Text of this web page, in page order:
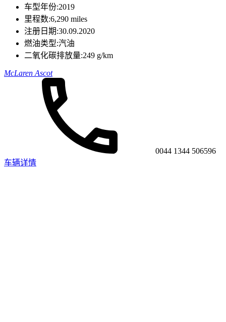
车型年份:2019
里程数:6,290 miles
注册日期:30.09.2020
燃油类型:汽油
二氧化碳排放量:249 g/km
McLaren Ascot
0044 1344 506596
车辆详情